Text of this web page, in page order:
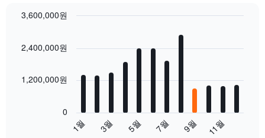
with
1월 3월 5월 7월 9월 11월
0
1,200,000원
2,400,000원
3,600,000원